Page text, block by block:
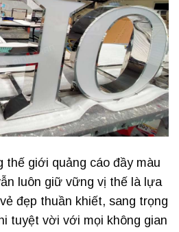
thế giới quảng cáo đầy màu
luôn giữ vững vị thế là lựa
đẹp thuần khiết, sang trọng
tuyệt vời với mọi không gian